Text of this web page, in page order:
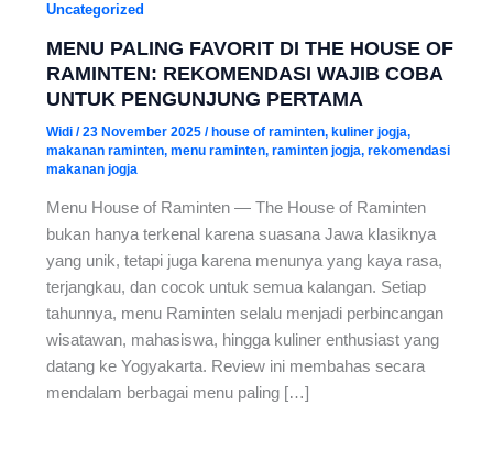
Uncategorized
MENU PALING FAVORIT DI THE HOUSE OF
RAMINTEN: REKOMENDASI WAJIB COBA
UNTUK PENGUNJUNG PERTAMA
Widi /23 November 2025 /house of raminten, kuliner jogja,
makanan raminten, menu raminten, raminten jogja, rekomendasi
makanan jogja
Menu House of Raminten — The House of Raminten
bukan hanya terkenal karena suasana Jawa klasiknya
yang unik, tetapi juga karena menunya yang kaya rasa,
terjangkau, dan cocok untuk semua kalangan. Setiap
tahunnya, menu Raminten selalu menjadi perbincangan
wisatawan, mahasiswa, hingga kuliner enthusiast yang
datang ke Yogyakarta. Review ini membahas secara
mendalam berbagai menu paling […]